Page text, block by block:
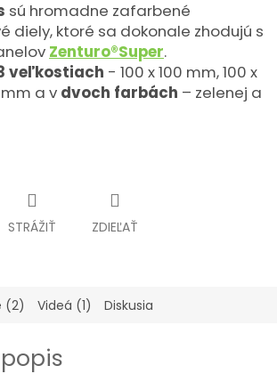
sú hromadne zafarbené
diely, ktoré sa dokonale zhodujú s
Zenturo®Super.
veľkostiach - 100 x 100 mm, 100 x
a v dvoch farbách – zelenej a
STRÁŽIŤ ZDIEĽAŤ
(2) Videá (1) Diskusia